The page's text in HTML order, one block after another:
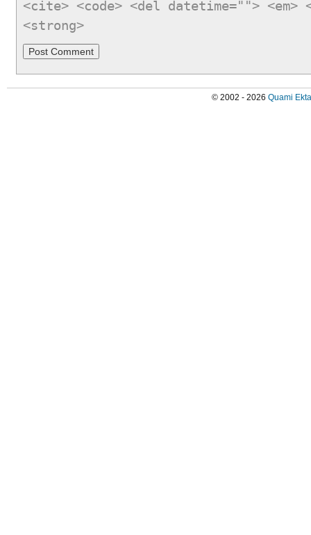
<cite> <code> <del datetime="">
<strong>
© 2002 - 2026 Quami